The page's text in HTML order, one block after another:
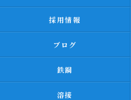
採用情報
ブログ
鉄鋼
溶接